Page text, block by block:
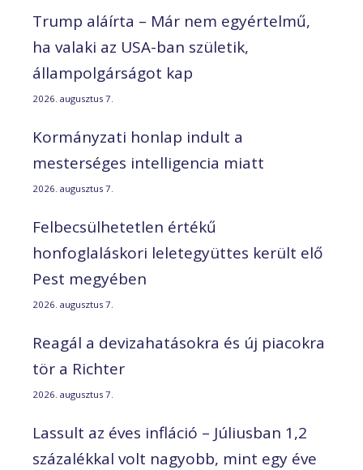
Trump aláírta – Már nem egyértelmű,
ha valaki az USA-ban születik,
állampolgárságot kap
2026. augusztus 7.
Kormányzati honlap indult a
mesterséges intelligencia miatt
2026. augusztus 7.
Felbecsülhetetlen értékű
honfoglaláskori leletegyüttes került elő
Pest megyében
2026. augusztus 7.
Reagál a devizahatásokra és új piacokra
tör a Richter
2026. augusztus 7.
Lassult az éves infláció – Júliusban 1,2
százalékkal volt nagyobb, mint egy éve